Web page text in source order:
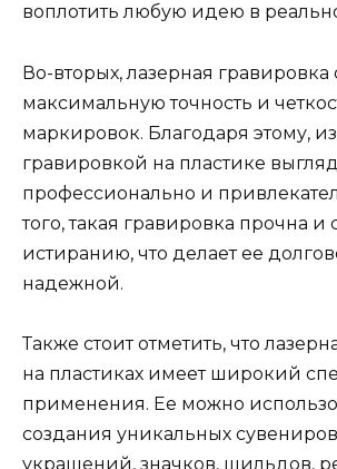
воплотить любую идею в
Во-вторых, лазерная гравировка
максимальную точность и
маркировок. Благодаря этому,
гравировкой на пластике
профессионально и
того, такая гравировка прочна и
истиранию, что делает ее
надежной.
Также стоит отметить, что
на пластиках имеет широкий
применения. Ее можно
создания уникальных
украшений, значков, шильдов,